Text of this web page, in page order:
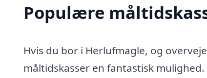
Populære
Hvis du bor i Herlufmagle, og
måltidskasser en fantastisk